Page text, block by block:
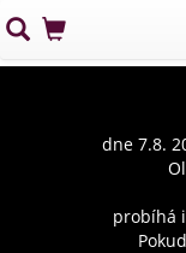
dne 7.8.
probíhá